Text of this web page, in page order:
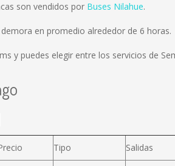
son vendidos por Buses Nilahue.
en promedio alrededor de 6 horas.
y puedes elegir entre los servicios de
Tipo Salidas